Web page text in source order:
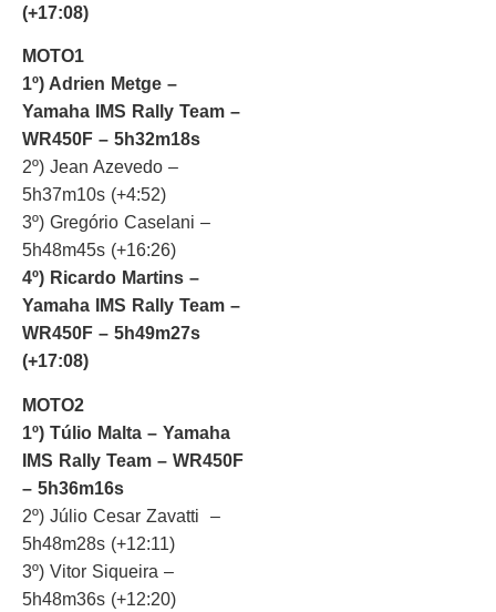
(+17:08)
MOTO1
1º) Adrien Metge –
Yamaha IMS Rally Team –
WR450F – 5h32m18s
2º) Jean Azevedo –
5h37m10s (+4:52)
3º) Gregório Caselani –
5h48m45s (+16:26)
4º) Ricardo Martins –
Yamaha IMS Rally Team –
WR450F – 5h49m27s
(+17:08)
MOTO2
1º) Túlio Malta – Yamaha
IMS Rally Team – WR450F
– 5h36m16s
2º) Júlio Cesar Zavatti –
5h48m28s (+12:11)
3º) Vitor Siqueira –
5h48m36s (+12:20)